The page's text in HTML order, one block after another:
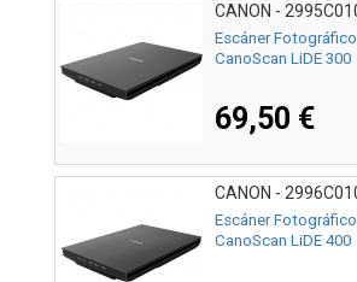
CANON -
Escáner
CanoScan LiDE 300
69,50 €
CANON -
Escáner
CanoScan LiDE 400